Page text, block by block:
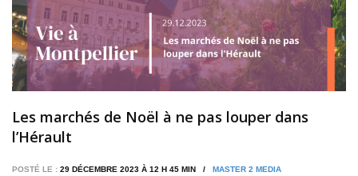
Les marchés de Noël à ne pas louper dans
l’Hérault
POSTÉ LE : 29 DÉCEMBRE 2023 À 12 H 45 MIN / MASTER 2 MEDIA